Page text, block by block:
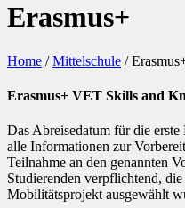
Erasmus+
Home /Mittelschule /
Erasmus+ VET Skills and
Das Abreisedatum für die
alle Informationen zur
Teilnahme an den genannten
Studierenden verpflichtend,
Mobilitätsprojekt ausgewählt